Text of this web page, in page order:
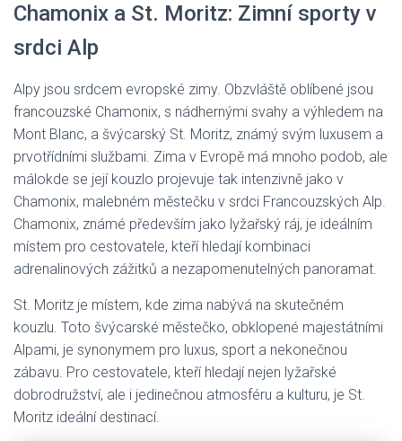
Chamonix a St. Moritz: Zimní sporty v
srdci Alp
Alpy jsou srdcem evropské zimy. Obzvláště oblíbené jsou
francouzské Chamonix, s nádhernými svahy a výhledem na
Mont Blanc, a švýcarský St. Moritz, známý svým luxusem a
prvotřídními službami. Zima v Evropě má mnoho podob, ale
málokde se její kouzlo projevuje tak intenzivně jako v
Chamonix, malebném městečku v srdci Francouzských Alp.
Chamonix, známé především jako lyžařský ráj, je ideálním
místem pro cestovatele, kteří hledají kombinaci
adrenalinových zážitků a nezapomenutelných panoramat.
St. Moritz je místem, kde zima nabývá na skutečném
kouzlu. Toto švýcarské městečko, obklopené majestátními
Alpami, je synonymem pro luxus, sport a nekonečnou
zábavu. Pro cestovatele, kteří hledají nejen lyžařské
dobrodružství, ale i jedinečnou atmosféru a kulturu, je St.
Moritz ideální destinací.